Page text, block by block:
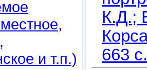
и т.п.)
К.Д.;
663